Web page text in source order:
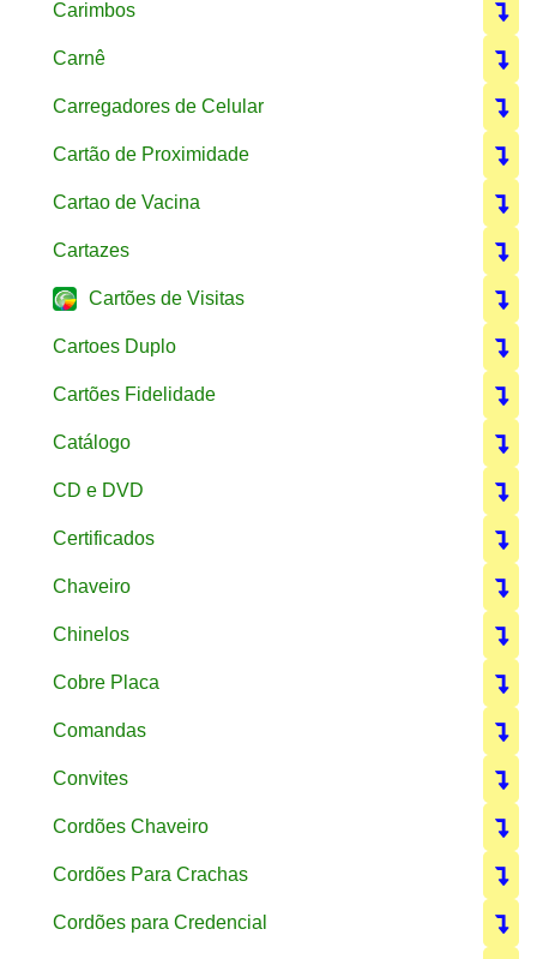
Carimbos
Carnê
Carregadores de Celular
Cartão de Proximidade
Cartao de Vacina
Cartazes
Cartões de Visitas
Cartoes Duplo
Cartões Fidelidade
Catálogo
CD e DVD
Certificados
Chaveiro
Chinelos
Cobre Placa
Comandas
Convites
Cordões Chaveiro
Cordões Para Crachas
Cordões para Credencial